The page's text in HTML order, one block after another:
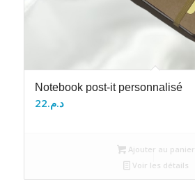
Notebook post-it personnalisé
د.م.22
Ajouter au panier
Voir les détails